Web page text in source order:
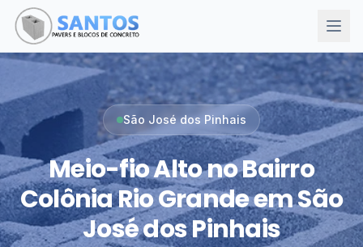
São José dos Pinhais
Meio-fio Alto no Bairro
Colônia Rio Grande em São
José dos Pinhais